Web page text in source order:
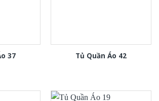
37 Tủ Quần Áo 42